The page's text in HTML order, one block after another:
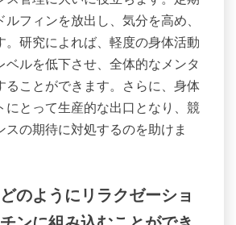
トレス管理にどのように
？
の明瞭さと感情の安定を促進す
ス管理に大いに役立ちます。定期
研究によれば、軽度の身体活動
ベルを低下させ、全体的なメンタ